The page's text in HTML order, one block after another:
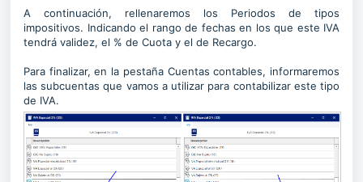
A continuación, rellenaremos los Periodos de tipos
impositivos. Indicando el rango de fechas en los que este IVA
tendrá validez, el % de Cuota y el de Recargo.
Para finalizar, en la pestaña Cuentas contables, informaremos
las subcuentas que vamos a utilizar para contabilizar este tipo
de IVA.